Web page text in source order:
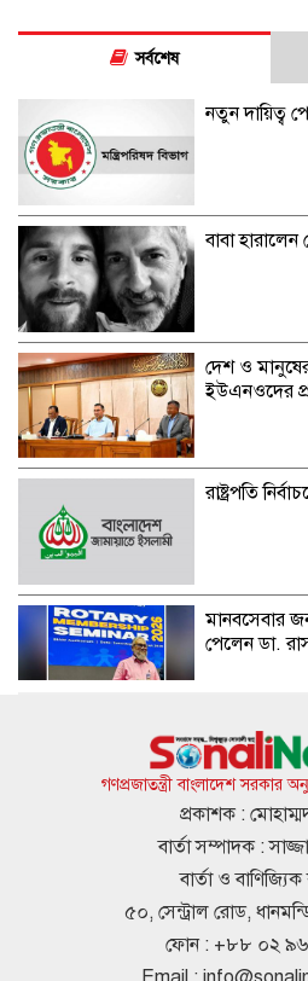
সর্বশেষ
নতুন দায়িত্ব
বাবা
দেশ ও
ইউএনওদের
রাষ্ট্রপতি
মানবসেবার
পেলেন ডা.
হাসিনার
করা হয়: তদন্ত
আবারও ৪
গণপ্রজাতন্ত্রী বাংলাদেশ সরকার
প্রকাশক :
বার্তা সম্পাদক :
বার্তা ও বাণিজ্যিক
৫০, সেন্ট্রাল রোড,
ফোন : +৮৮ ০২